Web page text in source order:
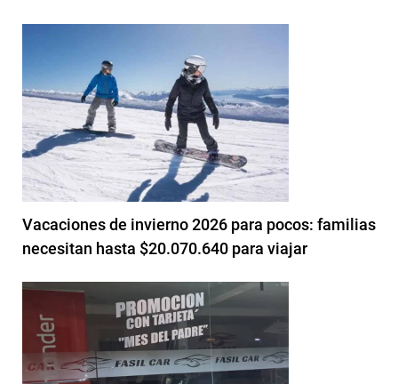
Vacaciones de invierno 2026 para pocos: familias
necesitan hasta $20.070.640 para viajar